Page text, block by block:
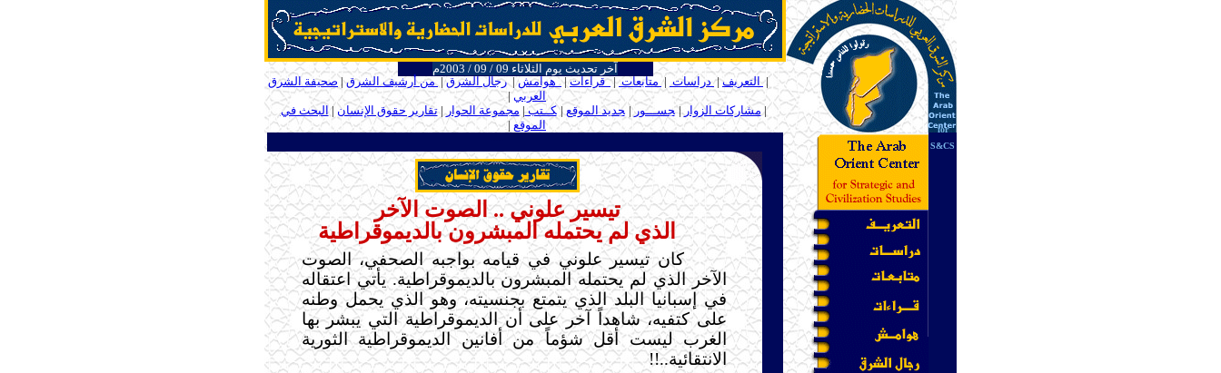
آخر تحديث يوم الثلاثاء 09 / 09 / 2003م
ـــ | التعريف|دراسات | متابعات|قراءات|هوامش |رجال الشرق| من أرشيف الشرق| صحيفة الشرق
العربي|ـ
ـ| مشاركات الزوار|ـجســـور| ـجديد الموقع|ـكــتب | مجموعة الحوار|تقارير حقوق الإنسان |البحث في
الموقع |ـ
تيسير علوني .. الصوت الآخر
الذي لم يحتمله المبشرون بالديموقراطية
كان تيسير علوني في قيامه بواجبه الصحفي، الصوت
الآخر الذي لم يحتمله المبشرون بالديموقراطية. يأتي اعتقاله
في إسبانيا البلد الذي يتمتع بجنسيته، وهو الذي يحمل وطنه
على كتفيه، شاهداً آخر على أن الديموقراطية التي يبشر بها
الغرب ليست أقل شؤماً من أفانين الديموقراطية الثورية
الانتقائية..!!
for
S&CS